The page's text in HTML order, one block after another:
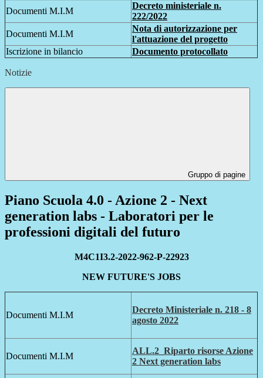
Documenti M.I.M
Decreto ministeriale n.
222/2022
Documenti M.I.M
Nota di autorizzazione per
l'attuazione del progetto
Iscrizione in bilancio
Documento protocollato
Notizie
Gruppo di pagine
Piano Scuola 4.0 - Azione 2 - Next
generation labs - Laboratori per le
professioni digitali del futuro
M4C1I3.2-2022-962-P-22923
NEW FUTURE'S JOBS
Documenti M.I.M
Decreto Ministeriale n. 218 - 8
agosto 2022
Documenti M.I.M
ALL.2_Riparto risorse Azione
2 Next generation labs